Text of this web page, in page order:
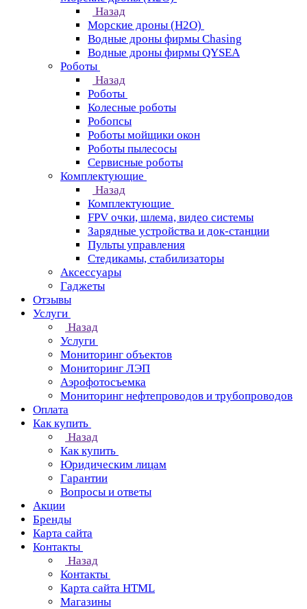
Назад
Морские дроны (H2O)
Водные дроны фирмы Chasing
Водные дроны фирмы QYSEA
Роботы
Назад
Роботы
Колесные роботы
Робопсы
Роботы мойщики окон
Роботы пылесосы
Сервисные роботы
Комплектующие
Назад
Комплектующие
FPV очки, шлема, видео системы
Зарядные устройства и док-станции
Пульты управления
Стедикамы, стабилизаторы
Аксессуары
Гаджеты
Отзывы
Услуги
Назад
Услуги
Мониторинг объектов
Мониторинг ЛЭП
Аэрофотосъемка
Мониторинг нефтепроводов и трубопроводов
Оплата
Как купить
Назад
Как купить
Юридическим лицам
Гарантии
Вопросы и ответы
Акции
Бренды
Карта сайта
Контакты
Назад
Контакты
Карта сайта HTML
Магазины